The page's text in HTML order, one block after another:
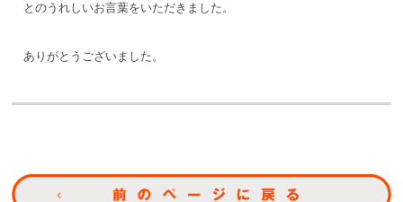
とのうれしいお言葉をいただきました。
ありがとうございました。